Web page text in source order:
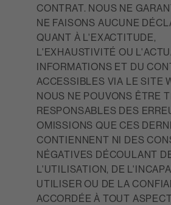
CONTRAT. NOUS NE
NE FAISONS AUCUNE
QUANT À L'EXACTITUDE,
L'EXHAUSTIVITÉ OU
INFORMATIONS ET DU
ACCESSIBLES VIA LE SITE
NOUS NE POUVONS ÊTRE
RESPONSABLES DES
OMISSIONS QUE CES
CONTIENNENT NI DES
NÉGATIVES DÉCOULANT
L'UTILISATION, DE
UTILISER OU DE LA
ACCORDÉE À TOUT